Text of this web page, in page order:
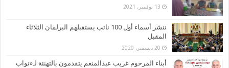
13 نوفمبر، 2021
ننشر أسماء أول 100 نائب يستقبلهم البرلمان الثلاثاء
المقبل
20 ديسمبر، 2020
أبناء المرحوم غريب عبدالمنعم يتقدمون بالتهنئة لـ«نواب